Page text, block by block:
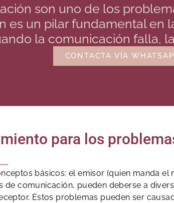
son uno de los
es un pilar fundamental en
la comunicación falla,
CONTACTA VÍA
para los
básicos: el emisor (quien manda
comunicación, pueden deberse a
Estos problemas pueden ser